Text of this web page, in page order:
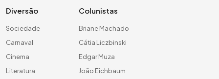
Diversão
Sociedade
Carnaval
Cinema
Literatura
Colunistas
Briane Machado
Cátia Liczbinski
Edgar Muza
João Eichbaum